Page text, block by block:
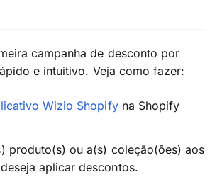
campanha de desconto por
e intuitivo. Veja como fazer:
Wizio Shopifyna Shopify
produto(s) ou a(s) coleção(ões) aos
aplicar descontos.